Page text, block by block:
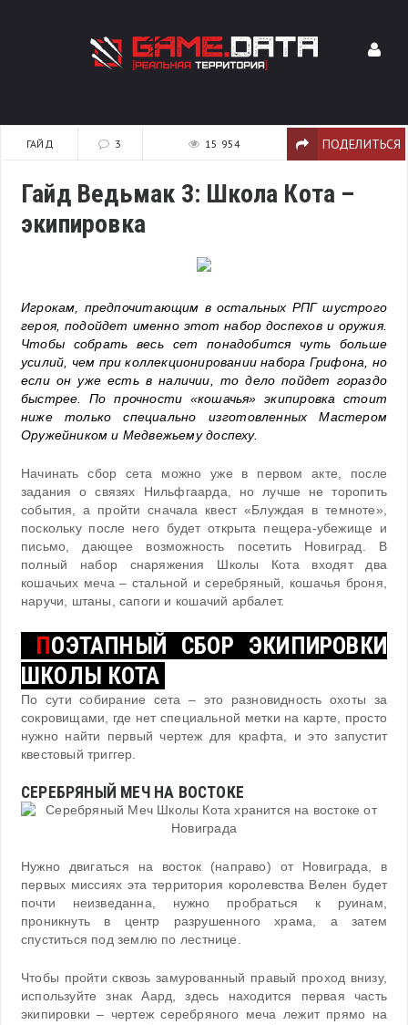
ГАЙД 3 15 954 ПОДЕЛИТЬСЯ
Гайд Ведьмак 3: Школа Кота –
экипировка
Игрокам, предпочитающим в остальных РПГ шустрого
героя, подойдет именно этот набор доспехов и оружия.
Чтобы собрать весь сет понадобится чуть больше
усилий, чем при коллекционировании набора Грифона, но
если он уже есть в наличии, то дело пойдет гораздо
быстрее. По прочности «кошачья» экипировка стоит
ниже только специально изготовленных Мастером
Оружейником и Медвежьему доспеху.
Начинать сбор сета можно уже в первом акте, после
задания о связях Нильфгаарда, но лучше не торопить
события, а пройти сначала квест «Блуждая в темноте»,
поскольку после него будет открыта пещера-убежище и
письмо, дающее возможность посетить Новиград. В
полный набор снаряжения Школы Кота входят два
кошачьих меча – стальной и серебряный, кошачья броня,
наручи, штаны, сапоги и кошачий арбалет.
ПОЭТАПНЫЙ СБОР ЭКИПИРОВКИ
ШКОЛЫ КОТА
По сути собирание сета – это разновидность охоты за
сокровищами, где нет специальной метки на карте, просто
нужно найти первый чертеж для крафта, и это запустит
квестовый триггер.
СЕРЕБРЯНЫЙ МЕЧ НА ВОСТОКЕ
Нужно двигаться на восток (направо) от Новиграда, в
первых миссиях эта территория королевства Велен будет
почти неизведанна, нужно пробраться к руинам,
проникнуть в центр разрушенного храма, а затем
спуститься под землю по лестнице.
Чтобы пройти сквозь замурованный правый проход внизу,
используйте знак Аард, здесь находится первая часть
экипировки – чертеж серебряного меча лежит прямо на